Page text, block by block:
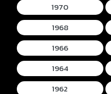
1970
1968
1966
1964
1962